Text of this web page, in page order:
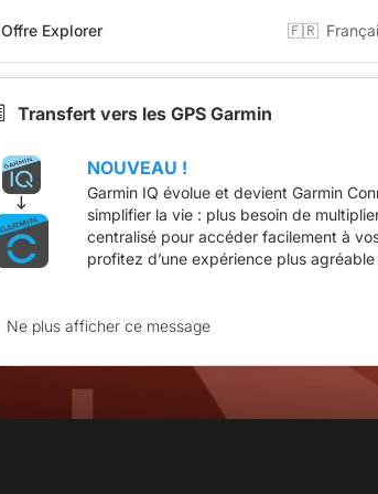
Offre Explorer 🇫🇷
Transfert vers les GPS Garmin
NOUVEAU !
Garmin IQ évolue et devient Garmin
simplifier la vie : plus besoin de
centralisé pour accéder facilement à
profitez d’une expérience plus
Ne plus afficher ce message